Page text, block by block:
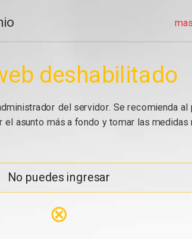
deshabilitado
del servidor. Se recomienda
asunto más a fondo y tomar las medidas
No puedes ingresar
⊗